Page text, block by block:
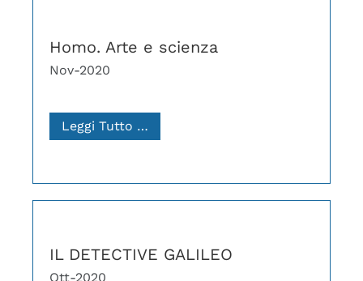
Homo. Arte e scienza
Nov-2020
Leggi Tutto …
IL DETECTIVE GALILEO
Ott-2020